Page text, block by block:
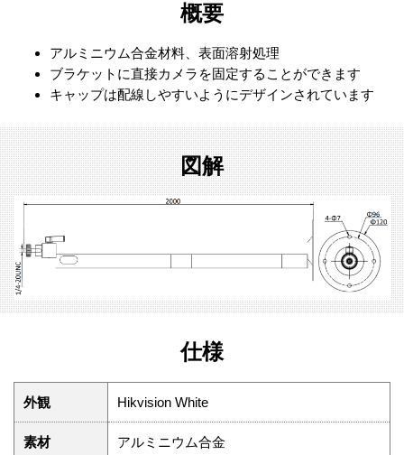
概要
アルミニウム合金材料、表面溶射処理
ブラケットに直接カメラを固定することができます
キャップは配線しやすいようにデザインされています
図解
仕様
外観 Hikvision White
素材 アルミニウム合金